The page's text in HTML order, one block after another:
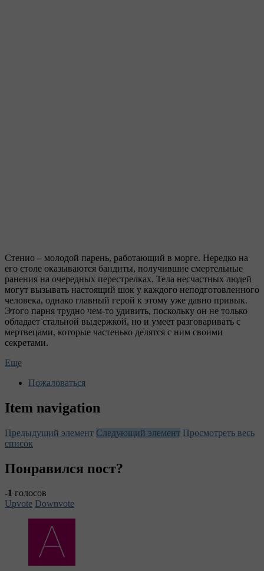
Стенио – молодой парень, работающий в морге. Нередко на
его столе оказываются бандиты, получившие смертельные
ранения на очередных перестрелках. Тела несчастных людей
могут вызывать настоящий шок у каждого неподготовленного
человека, однако главный герой к этому уже давно привык.
Этого парня трудно чем-то удивить, поскольку он не только
обладает стальной выдержкой, но и умеет разговаривать с
мертвецами, которые частенько делятся с ним своими
секретами.
Еще
Пожаловаться
Item navigation
Предыдущий элемент Следующий элемент Просмотреть весь
список
Понравился пост?
-1 голосов
Upvote Downvote